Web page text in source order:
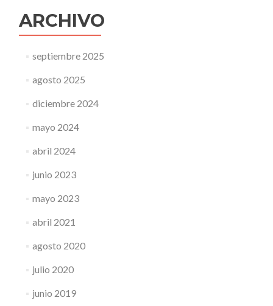
ARCHIVO
septiembre 2025
agosto 2025
diciembre 2024
mayo 2024
abril 2024
junio 2023
mayo 2023
abril 2021
agosto 2020
julio 2020
junio 2019